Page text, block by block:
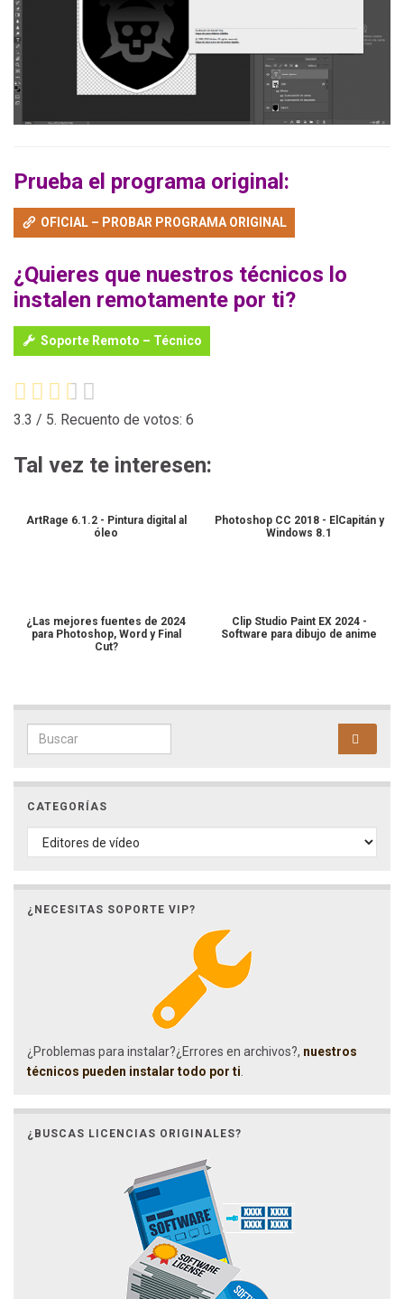
Prueba el programa original:
OFICIAL – PROBAR PROGRAMA ORIGINAL
¿Quieres que nuestros técnicos lo
instalen remotamente por ti?
Soporte Remoto – Técnico
3.3 / 5. Recuento de votos: 6
Tal vez te interesen:
ArtRage 6.1.2 - Pintura digital al
óleo
Photoshop CC 2018 - ElCapitán y
Windows 8.1
¿Las mejores fuentes de 2024
para Photoshop, Word y Final
Cut?
Clip Studio Paint EX 2024 -
Software para dibujo de anime
Search for:
CATEGORÍAS
CATEGORÍAS
¿NECESITAS SOPORTE VIP?
¿Problemas para instalar?¿Errores en archivos?, nuestros
técnicos pueden instalar todo por ti
¿BUSCAS LICENCIAS ORIGINALES?